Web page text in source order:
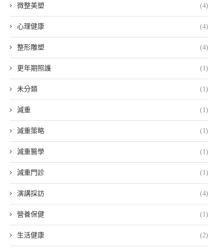
微整美塑 (4)
心理健康 (4)
整形雕塑 (4)
更年期照護 (1)
未分類 (1)
減重 (1)
減重策略 (1)
減重醫學 (1)
減重門診 (1)
演講採訪 (4)
營養保健 (1)
生活健康 (2)